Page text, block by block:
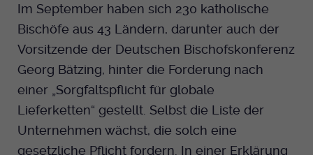
Im September haben sich 230 katholische
Bischöfe aus 43 Ländern, darunter auch der
Vorsitzende der Deutschen Bischofskonferenz
Georg Bätzing, hinter die Forderung nach
einer „Sorgfaltspflicht für globale
Lieferketten“ gestellt. Selbst die Liste der
Unternehmen wächst, die solch eine
gesetzliche Pflicht fordern. In einer Erklärung